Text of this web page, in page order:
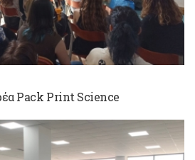
Pack Print Science